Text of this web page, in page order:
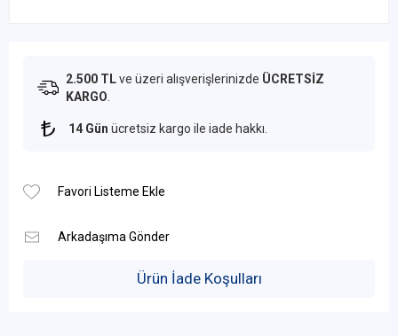
2.500 TLve üzeri alışverişlerinizde ÜCRETSİZ
KARGO
14 Gün ücretsiz kargo ile iade hakkı.
Ürün İade Koşulları